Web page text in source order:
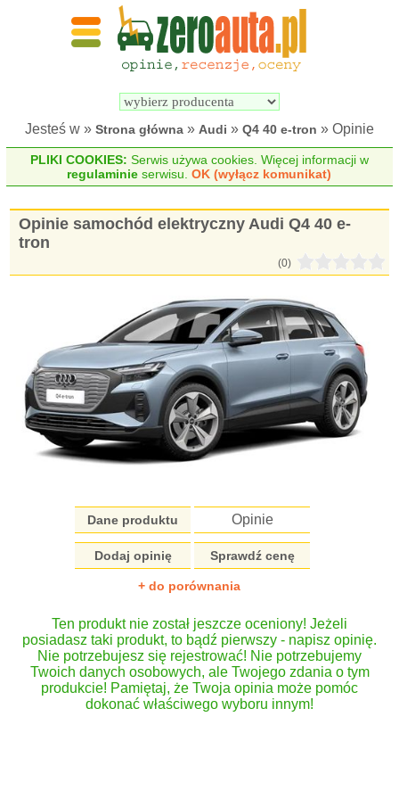
Wyszukiwarka
elektrycznych
Jesteś w » Strona główna » Audi » Q4 40 e-tron » Opinie
PLIKI COOKIES: Serwis używa cookies. Więcej informacji w
regulaminie serwisu.OK (wyłącz komunikat)
Opinie samochód elektryczny Audi Q4 40 e-
tron
(0)
Dane produktu Opinie
Dodaj opinię Sprawdź cenę
+ do porównania
Ten produkt nie został jeszcze oceniony! Jeżeli
posiadasz taki produkt, to bądź pierwszy - napisz opinię.
Nie potrzebujesz się rejestrować! Nie potrzebujemy
Twoich danych osobowych, ale Twojego zdania o tym
produkcie! Pamiętaj, że Twoja opinia może pomóc
dokonać właściwego wyboru innym!